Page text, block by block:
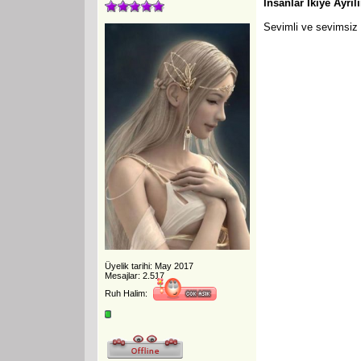
Üyelik tarihi: May 2017
Mesajlar: 2.517
Ruh Halim:
İnsanlar İkiye
Sevimli ve sevimsiz